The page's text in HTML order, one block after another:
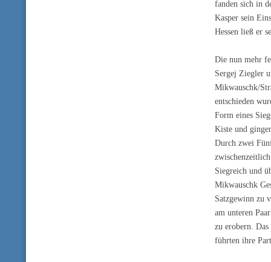
fanden sich in
Kasper sein
Hessen ließ er
Die nun mehr
Sergej Ziegler
Mikwauschk/
entschieden
Form eines
Kiste und
Durch zwei
Siegreich und
Mikwauschk
Satzgewinn zu
am unteren
zu erobern.
führten ihre